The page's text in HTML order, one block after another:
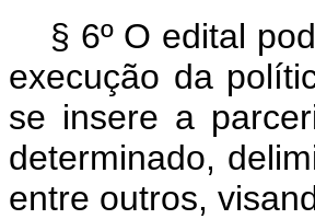
§ 6º O edital
execução da
se insere a
determinado,
entre outros,